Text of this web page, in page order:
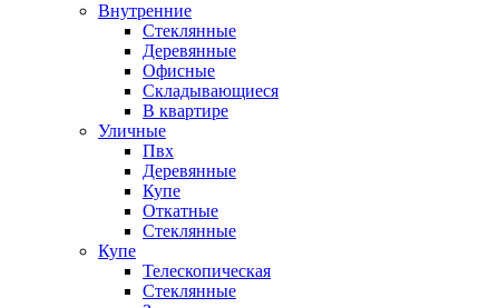
Внутренние
Стеклянные
Деревянные
Офисные
Складывающиеся
В квартире
Уличные
Пвх
Деревянные
Купе
Откатные
Стеклянные
Купе
Телескопическая
Стеклянные